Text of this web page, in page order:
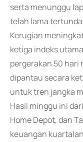
serta menunggu
telah lama
Kerugian
ketiga indeks
pergerakan 50 hari
dipantau secara
untuk tren jangka
Hasil minggu ini
Home Depot, dan
keuangan